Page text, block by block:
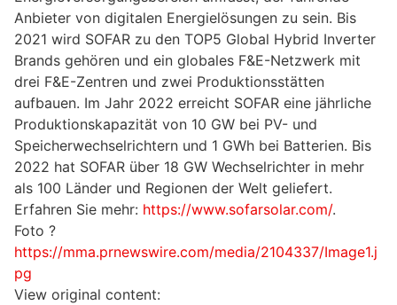
Anbieter von digitalen Energielösungen zu sein. Bis
2021 wird SOFAR zu den TOP5 Global Hybrid Inverter
Brands gehören und ein globales F&E-Netzwerk mit
drei F&E-Zentren und zwei Produktionsstätten
aufbauen. Im Jahr 2022 erreicht SOFAR eine jährliche
Produktionskapazität von 10 GW bei PV- und
Speicherwechselrichtern und 1 GWh bei Batterien. Bis
2022 hat SOFAR über 18 GW Wechselrichter in mehr
als 100 Länder und Regionen der Welt geliefert.
Erfahren Sie mehr: https://www.sofarsolar.com/.
Foto ?
https://mma.prnewswire.com/media/2104337/Image1.j
pg
View original content: